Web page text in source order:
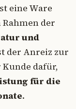
eine Ware
der
und
der Anreiz zur
dafür,
für die
.